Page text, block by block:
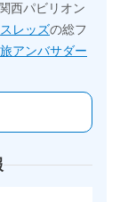
西パビリオン
スレッズの総フ
アンバサダー